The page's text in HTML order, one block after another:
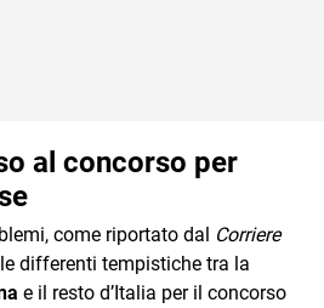
al concorso per
come riportato dal Corriere
differenti tempistiche tra la
e il resto d’Italia per il concorso